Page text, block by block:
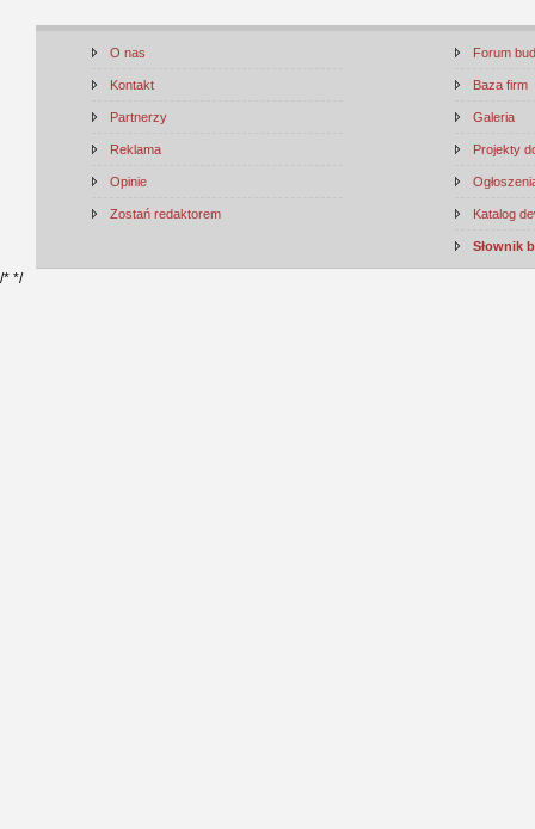
O nas
Kontakt
Partnerzy
Reklama
Opinie
Zostań redaktorem
Forum
Baza firm
Galeria
Projekty
Katalog
Słownik
/* */